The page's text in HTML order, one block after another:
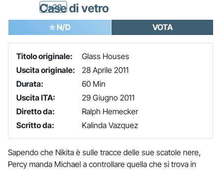
1x20
Case di vetro
N/D VOTA
Titolo originale:
Glass Houses
Uscita originale:
28 Aprile 2011
Durata:
60 Min
Uscita ITA:
29 Giugno 2011
Diretto da:
Ralph Hemecker
Scritto da:
Kalinda Vazquez
Sapendo che Nikita è sulle tracce delle sue scatole nere,
Percy manda Michael a controllare quella che si trova in